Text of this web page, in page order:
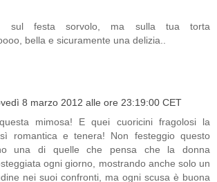
sul festa sorvolo, ma sulla tua torta
bella e sicuramente una delizia..
8 marzo 2012 alle ore 23:19:00 CET
mimosa! E quei cuoricini fragolosi la
romantica e tenera! Non festeggio questo
una di quelle che pensa che la donna
ogni giorno, mostrando anche solo un
nei suoi confronti, ma ogni scusa è buona